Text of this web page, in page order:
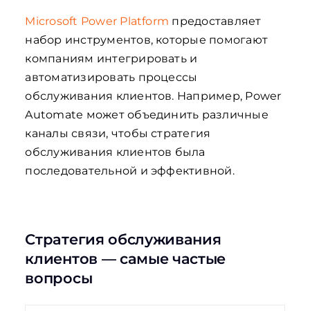
Microsoft Power Platform предоставляет
набор инструментов, которые помогают
компаниям интегрировать и
автоматизировать процессы
обслуживания клиентов. Например, Power
Automate может объединить различные
каналы связи, чтобы стратегия
обслуживания клиентов была
последовательной и эффективной.
Стратегия обслуживания
клиентов — самые частые
вопросы